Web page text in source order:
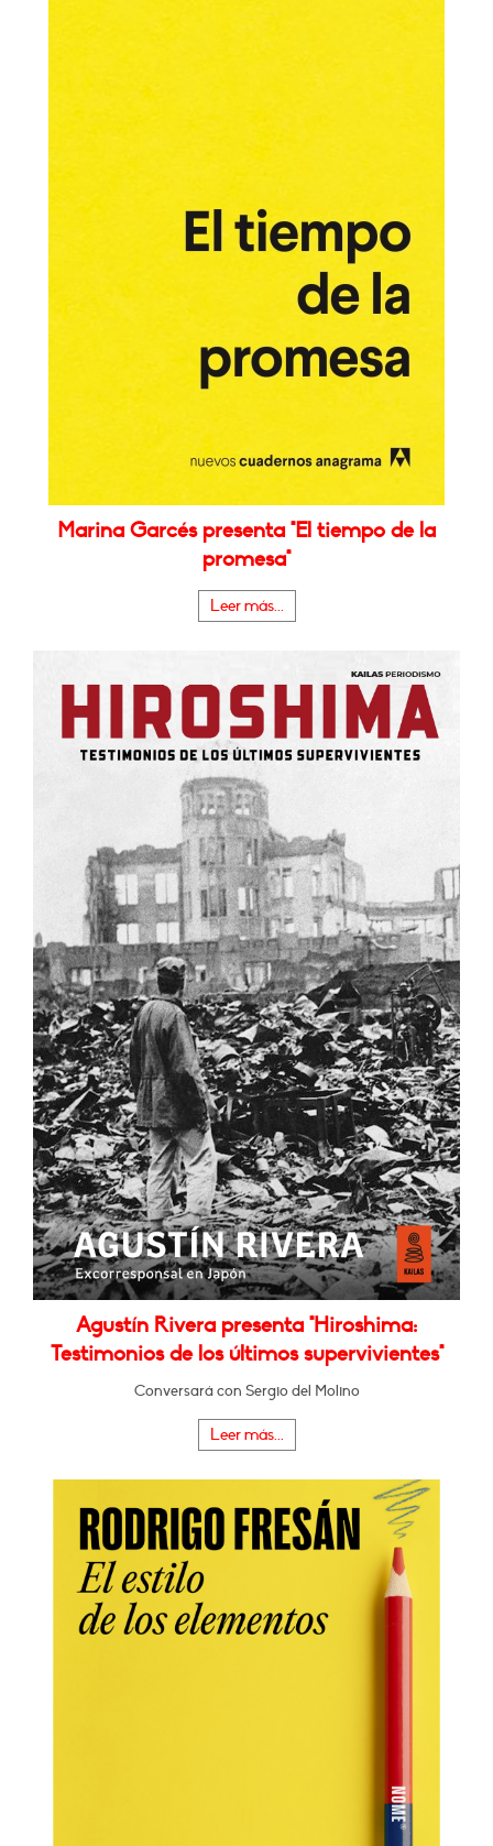
Marina Garcés presenta "El tiempo de la
promesa"
Leer más...
Agustín Rivera presenta "Hiroshima:
Testimonios de los últimos supervivientes"
Conversará con Sergio del Molino
Leer más...